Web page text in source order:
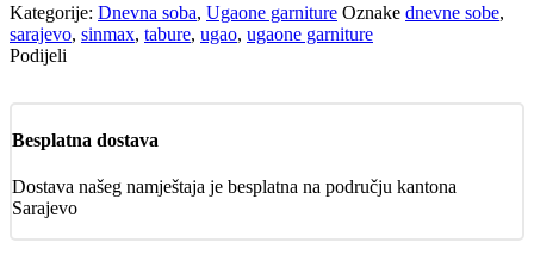
Kategorije: Dnevna soba, Ugaone garniture Oznake dnevne sobe,
sarajevo, sinmax, tabure, ugao, ugaone garniture
Podijeli
Besplatna dostava
Dostava našeg namještaja je besplatna na području kantona
Sarajevo